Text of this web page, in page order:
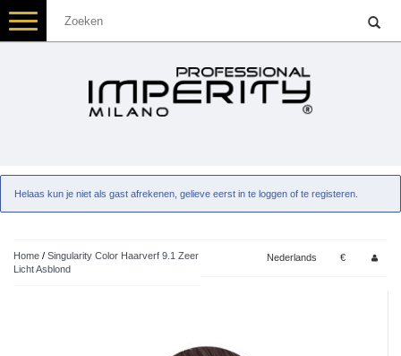
Toggle
navigation
Helaas kun je niet als gast afrekenen, gelieve eerst in te loggen of te registeren.
Home / Singularity Color Haarverf 9.1 Zeer
Licht Asblond
Nederlands €